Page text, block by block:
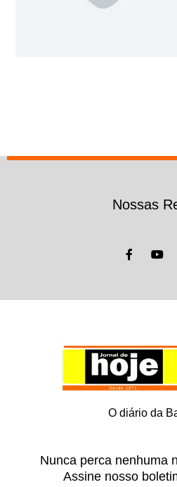
Nossas
O diário da
Nunca perca nenhuma
Assine nosso